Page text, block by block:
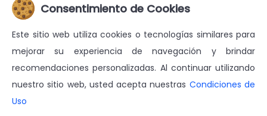
Utilizamos Cookies propias y de terceros para mejorar nuestros
servicios y mostrarte publicidad relacionada con tus
preferencias.
Más información enCondiciones de uso
Consentimiento de Cookies
Este sitio web utiliza cookies o tecnologías similares para
mejorar su experiencia de navegación y brindar
recomendaciones personalizadas. Al continuar utilizando
nuestro sitio web, usted acepta nuestras Condiciones de
Uso